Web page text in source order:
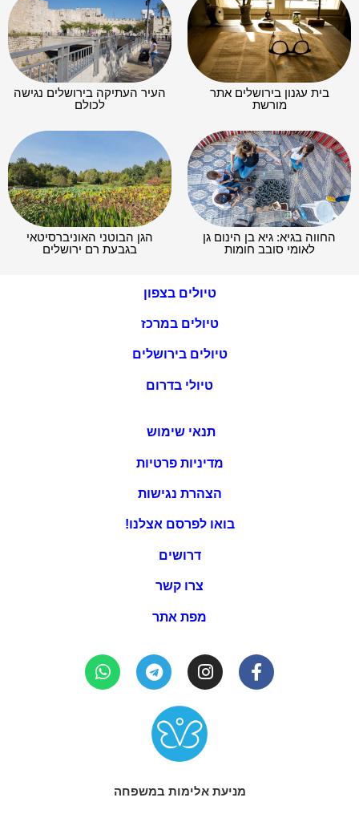
בית עגנון בירושלים אתר
מורשת
העיר העתיקה בירושלים נגישה
לכולם
החווה בגיא: גיא בן הינום גן
לאומי סובב חומות
הגן הבוטני האוניברסיטאי
בגבעת רם ירושלים
טיולים בצפון
טיולים במרכז
טיולים בירושלים
טיולי בדרום
תנאי שימוש
מדיניות פרטיות
הצהרת נגישות
בואו לפרסם אצלנו!
דרושים
צרו קשר
מפת אתר
מניעת אלימות במשפחה